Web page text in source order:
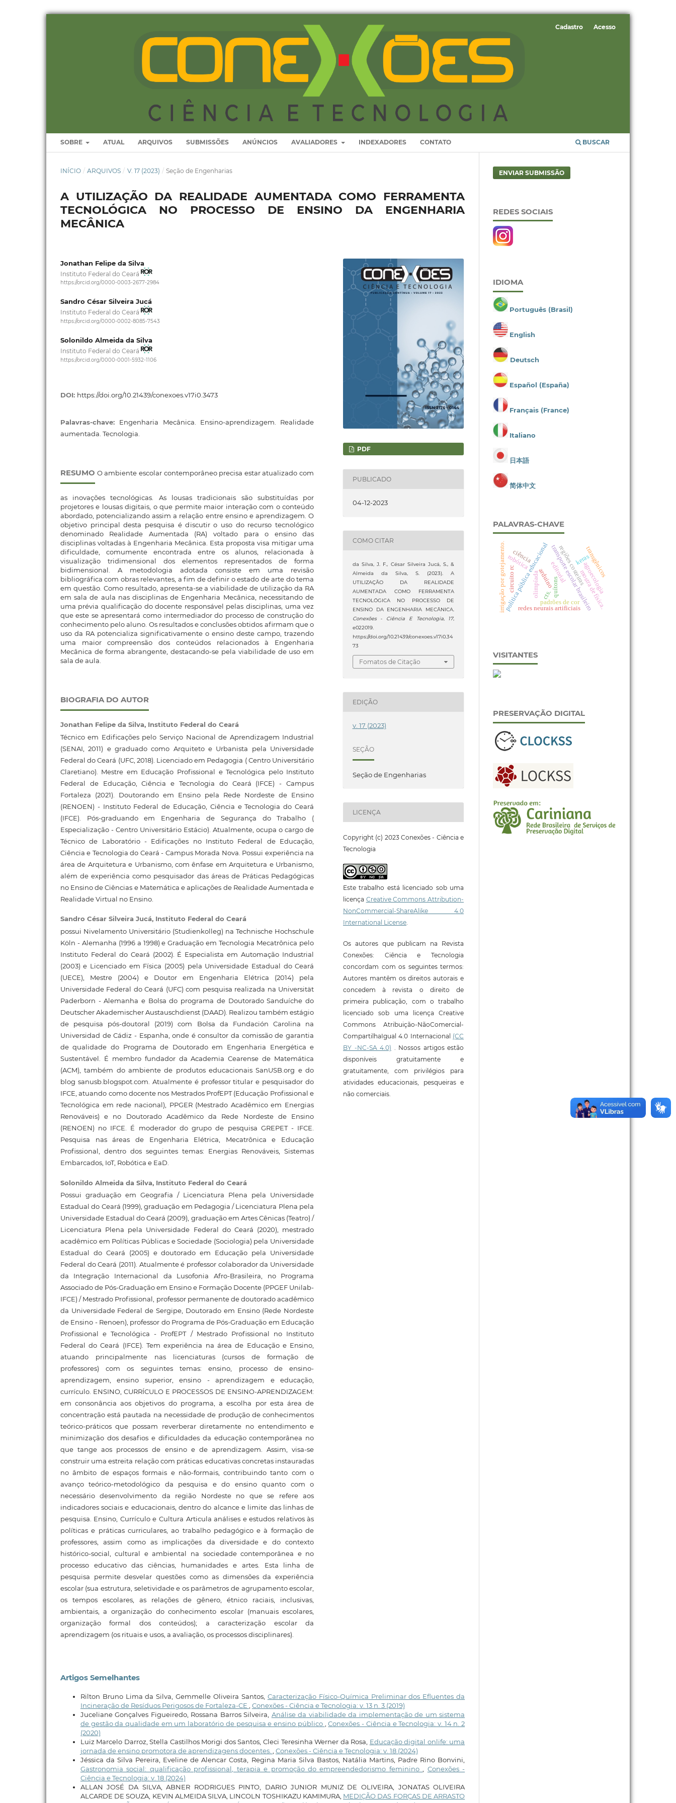
SOBRE ATUAL ARQUIVOS SUBMISSÕES ANÚNCIOS AVALIADORES INDEXADORES CONTATO BUSCAR
Cadastro Acesso
INÍCIO / ARQUIVOS / V. 17 (2023) / Seção de Engenharias
A UTILIZAÇÃO DA REALIDADE AUMENTADA COMO FERRAMENTA
TECNOLÓGICA NO PROCESSO DE ENSINO DA ENGENHARIA
MECÂNICA
Jonathan Felipe da Silva
Instituto Federal do Ceará
https://orcid.org/0000-0003-2677-2984
Sandro César Silveira Jucá
Instituto Federal do Ceará
https://orcid.org/0000-0002-8085-7543
Solonildo Almeida da Silva
Instituto Federal do Ceará
https://orcid.org/0000-0001-5932-1106
DOI: https://doi.org/10.21439/conexoes.v17i0.3473
Palavras-chave: Engenharia Mecânica. Ensino-aprendizagem. Realidade
aumentada. Tecnologia.
RESUMO O ambiente escolar contemporâneo precisa estar atualizado com
as inovações tecnológicas. As lousas tradicionais são substituídas por
projetores e lousas digitais, o que permite maior interação com o conteúdo
abordado, potencializando assim a relação entre ensino e aprendizagem. O
objetivo principal desta pesquisa é discutir o uso do recurso tecnológico
denominado Realidade Aumentada (RA) voltado para o ensino das
disciplinas voltadas à Engenharia Mecânica. Esta proposta visa mitigar uma
dificuldade, comumente encontrada entre os alunos, relacionada à
visualização tridimensional dos elementos representados de forma
bidimensional. A metodologia adotada consiste em uma revisão
bibliográfica com obras relevantes, a fim de definir o estado de arte do tema
em questão. Como resultado, apresenta-se a viabilidade de utilização da RA
em sala de aula nas disciplinas de Engenharia Mecânica, necessitando de
uma prévia qualificação do docente responsável pelas disciplinas, uma vez
que este se apresentará como intermediador do processo de construção do
conhecimento pelo aluno. Os resultados e conclusões obtidos afirmam que o
uso da RA potencializa significativamente o ensino deste campo, trazendo
uma maior compreensão dos conteúdos relacionados à Engenharia
Mecânica de forma abrangente, destacando-se pela viabilidade de uso em
sala de aula.
BIOGRAFIA DO AUTOR
Jonathan Felipe da Silva, Instituto Federal do Ceará
Técnico em Edificações pelo Serviço Nacional de Aprendizagem Industrial
(SENAI, 2011) e graduado como Arquiteto e Urbanista pela Universidade
Federal do Ceará (UFC, 2018). Licenciado em Pedagogia ( Centro Universitário
Claretiano). Mestre em Educação Profissional e Tecnológica pelo Instituto
Federal de Educação, Ciência e Tecnologia do Ceará (IFCE) - Campus
Fortaleza (2021). Doutorando em Ensino pela Rede Nordeste de Ensino
(RENOEN) - Instituto Federal de Educação, Ciência e Tecnologia do Ceará
(IFCE). Pós-graduando em Engenharia de Segurança do Trabalho (
Especialização - Centro Universitário Estácio). Atualmente, ocupa o cargo de
Técnico de Laboratório - Edificações no Instituto Federal de Educação,
Ciência e Tecnologia do Ceará - Campus Morada Nova. Possui experiência na
área de Arquitetura e Urbanismo, com ênfase em Arquitetura e Urbanismo,
além de experiência como pesquisador das áreas de Práticas Pedagógicas
no Ensino de Ciências e Matemática e aplicações de Realidade Aumentada e
Realidade Virtual no Ensino.
Sandro César Silveira Jucá, Instituto Federal do Ceará
possui Nivelamento Universitário (Studienkolleg) na Technische Hochschule
Köln - Alemanha (1996 a 1998) e Graduação em Tecnologia Mecatrônica pelo
Instituto Federal do Ceará (2002). É Especialista em Automação Industrial
(2003) e Licenciado em Física (2005) pela Universidade Estadual do Ceará
(UECE), Mestre (2004) e Doutor em Engenharia Elétrica (2014) pela
Universidade Federal do Ceará (UFC) com pesquisa realizada na Universität
Paderborn - Alemanha e Bolsa do programa de Doutorado Sanduíche do
Deutscher Akademischer Austauschdienst (DAAD). Realizou também estágio
de pesquisa pós-doutoral (2019) com Bolsa da Fundación Carolina na
Universidad de Cádiz - Espanha, onde é consultor da comissão de garantia
de qualidade do Programa de Doutorado em Engenharia Energética e
Sustentável. É membro fundador da Academia Cearense de Matemática
(ACM), também do ambiente de produtos educacionais SanUSB.org e do
blog sanusb.blogspot.com. Atualmente é professor titular e pesquisador do
IFCE, atuando como docente nos Mestrados ProfEPT (Educação Profissional e
Tecnológica em rede nacional), PPGER (Mestrado Acadêmico em Energias
Renováveis) e no Doutorado Acadêmico da Rede Nordeste de Ensino
(RENOEN) no IFCE. É moderador do grupo de pesquisa GREPET - IFCE.
Pesquisa nas áreas de Engenharia Elétrica, Mecatrônica e Educação
Profissional, dentro dos seguintes temas: Energias Renováveis, Sistemas
Embarcados, IoT, Robótica e EaD.
Solonildo Almeida da Silva, Instituto Federal do Ceará
Possui graduação em Geografia / Licenciatura Plena pela Universidade
Estadual do Ceará (1999), graduação em Pedagogia / Licenciatura Plena pela
Universidade Estadual do Ceará (2009), graduação em Artes Cênicas (Teatro) /
Licenciatura Plena pela Universidade Federal do Ceará (2020), mestrado
acadêmico em Políticas Públicas e Sociedade (Sociologia) pela Universidade
Estadual do Ceará (2005) e doutorado em Educação pela Universidade
Federal do Ceará (2011). Atualmente é professor colaborador da Universidade
da Integração Internacional da Lusofonia Afro-Brasileira, no Programa
Associado de Pós-Graduação em Ensino e Formação Docente (PPGEF Unilab-
IFCE) / Mestrado Profissional, professor permanente de doutorado acadêmico
da Universidade Federal de Sergipe, Doutorado em Ensino (Rede Nordeste
de Ensino - Renoen), professor do Programa de Pós-Graduação em Educação
Profissional e Tecnológica - ProfEPT / Mestrado Profissional no Instituto
Federal do Ceará (IFCE). Tem experiência na área de Educação e Ensino,
atuando principalmente nas licenciaturas (cursos de formação de
professores) com os seguintes temas: ensino, processo de ensino-
aprendizagem, ensino superior, ensino - aprendizagem e educação,
currículo. ENSINO, CURRÍCULO E PROCESSOS DE ENSINO-APRENDIZAGEM:
em consonância aos objetivos do programa, a escolha por esta área de
concentração está pautada na necessidade de produção de conhecimentos
teórico-práticos que possam reverberar diretamente no entendimento e
minimização dos desafios e dificuldades da educação contemporânea no
que tange aos processos de ensino e de aprendizagem. Assim, visa-se
construir uma estreita relação com práticas educativas concretas instauradas
no âmbito de espaços formais e não-formais, contribuindo tanto com o
avanço teórico-metodológico da pesquisa e do ensino quanto com o
necessário desenvolvimento da região Nordeste no que se refere aos
indicadores sociais e educacionais, dentro do alcance e limite das linhas de
pesquisa. Ensino, Currículo e Cultura Articula análises e estudos relativos às
políticas e práticas curriculares, ao trabalho pedagógico e à formação de
professores, assim como as implicações da diversidade e do contexto
histórico-social, cultural e ambiental na sociedade contemporânea e no
processo educativo das ciências, humanidades e artes. Esta linha de
pesquisa permite desvelar questões como as dimensões da experiência
escolar (sua estrutura, seletividade e os parâmetros de agrupamento escolar,
os tempos escolares, as relações de gênero, étnico raciais, inclusivas,
ambientais, a organização do conhecimento escolar (manuais escolares,
organização formal dos conteúdos); a caracterização escolar da
aprendizagem (os rituais e usos, a avaliação, os processos disciplinares).
PDF
PUBLICADO
04-12-2023
COMO CITAR
da Silva, J. F., César Silveira Jucá, S., &
Almeida da Silva, S. (2023). A
UTILIZAÇÃO DA REALIDADE
AUMENTADA COMO FERRAMENTA
TECNOLÓGICA NO PROCESSO DE
ENSINO DA ENGENHARIA MECÂNICA.
Conexões - Ciência E Tecnologia, 17,
e022019.
https://doi.org/10.21439/conexoes.v17i0.34
73
Fomatos de Citação
EDIÇÃO
v. 17 (2023)
SEÇÃO
Seção de Engenharias
LICENÇA
Copyright (c) 2023 Conexões - Ciência e
Tecnologia
Este trabalho está licenciado sob uma
licença Creative Commons Attribution-
NonCommercial-ShareAlike 4.0
International License.
Os autores que publicam na Revista
Conexões: Ciência e Tecnologia
concordam com os seguintes termos:
Autores mantêm os direitos autorais e
concedem à revista o direito de
primeira publicação, com o trabalho
licenciado sob uma licença Creative
Commons Atribuição-NãoComercial-
CompartilhaIgual 4.0 Internacional (CC
BY -NC-SA 4.0) . Nossos artigos estão
disponíveis gratuitamente e
gratuitamente, com privilégios para
atividades educacionais, pesqueiras e
não comerciais.
Artigos Semelhantes
Rilton Bruno Lima da Silva, Gemmelle Oliveira Santos, Caracterização Físico-Química Preliminar dos Efluentes da
Incineração de Resíduos Perigosos de Fortaleza-CE
Conexões - Ciência e Tecnologia: v. 13 n. 3 (2019)
Juceliane Gonçalves Figueiredo, Rossana Barros Silveira, Análise da viabilidade da implementação de um sistema
de gestão da qualidade em um laboratório de pesquisa e ensino público
,Conexões - Ciência e Tecnologia: v. 14 n. 2
(2020)
Luiz Marcelo Darroz, Stella Castilhos Morigi dos Santos, Cleci Teresinha Werner da Rosa, Educação digital onlife: uma
jornada de ensino promotora de aprendizagens docentes.
Conexões - Ciência e Tecnologia: v. 18 (2024)
Jéssica da Silva Pereira, Eveline de Alencar Costa, Regina Maria Silva Bastos, Natália Martins, Padre Rino Bonvini,
Gastronomia social: qualificação profissional, terapia e promoção do empreendedorismo feminino
Conexões -
Ciência e Tecnologia: v. 18 (2024)
ALLAN JOSÉ DA SILVA, ABNER RODRIGUES PINTO, DARIO JUNIOR MUNIZ DE OLIVEIRA, JONATAS OLIVEIRA
ALCARDE DE SOUZA, KEVIN ALMEIDA SILVA, LINCOLN TOSHIKAZU KAMIMURA, MEDIÇÃO DAS FORÇAS DE ARRASTO
ENVIAR SUBMISSÃO
REDES SOCIAIS
IDIOMA
Português (Brasil)
English
Deutsch
Español (España)
Français (France)
Italiano
日本語
简体中文
PALAVRAS-CHAVE
editorial
olimpíada
política pública educacionaltransporte escolar brasileiro
padrões de cor
quítons
regiões costeiras
robótica
redes neurais artificiais
keras
mostra de física.
irrigação por gotejamento. transgênicos
cts. agroecologia
ciência
arduino
circuito rc
VISITANTES
PRESERVAÇÃO DIGITAL